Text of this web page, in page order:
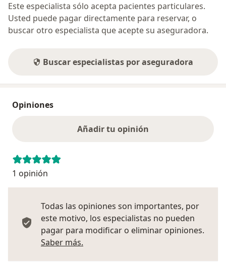
Este especialista sólo acepta pacientes particulares.
Usted puede pagar directamente para reservar, o
buscar otro especialista que acepte su aseguradora.
Buscar especialistas por aseguradora
Opiniones
Añadir tu opinión
1 opinión
Todas las opiniones son importantes, por
este motivo, los especialistas no pueden
pagar para modificar o eliminar opiniones.
Saber más.